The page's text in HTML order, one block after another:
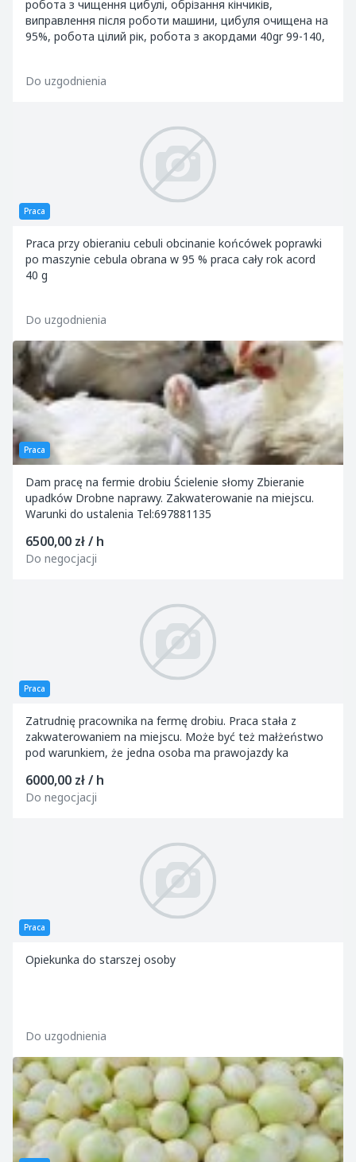
робота з чищення цибулі, обрізання кінчиків,
виправлення після роботи машини, цибуля очищена на
95%, робота цілий рік, робота з акордами 40gr 99-140,
Do uzgodnienia
Praca
Praca przy obieraniu cebuli obcinanie końcówek poprawki
po maszynie cebula obrana w 95 % praca cały rok acord
40 g
Do uzgodnienia
Praca
Dam pracę na fermie drobiu Ścielenie słomy Zbieranie
upadków Drobne naprawy. Zakwaterowanie na miejscu.
Warunki do ustalenia Tel:697881135
6500,00 zł / h
Do negocjacji
Praca
Zatrudnię pracownika na fermę drobiu. Praca stała z
zakwaterowaniem na miejscu. Może być też małżeństwo
pod warunkiem, że jedna osoba ma prawojazdy ka
6000,00 zł / h
Do negocjacji
Praca
Opiekunka do starszej osoby
Do uzgodnienia